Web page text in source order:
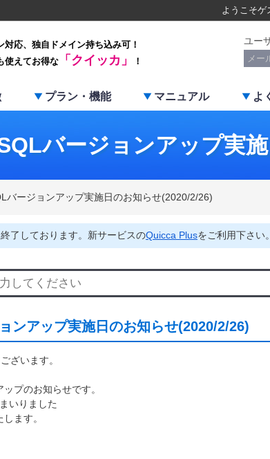
ようこそゲ
対応、独自ドメイン持ち込み可！
使えてお得な
「クイッカ」 ！
ユー
プラン・機能 マニュアル よ
バージョンアップ実
バージョンアップ実施日のお知らせ(2020/2/26)
了しております。新サービスのQuicca Plusをご利用下さい
ンアップ実施日のお知らせ(2020/2/26)
ざいます。
プのお知らせです。
いりました
ます。